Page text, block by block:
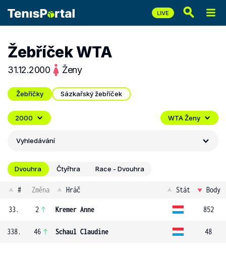
Žebříček WTA
31.12.2000 Ženy
Žebříčky Sázkařský žebříček
2000 WTA Ženy
Vyhledávání
Dvouhra Čtyřhra Race - Dvouhra
# Změna Hráč Stát Body
33. 2 Kremer Anne 852
338. 46 Schaul Claudine 48